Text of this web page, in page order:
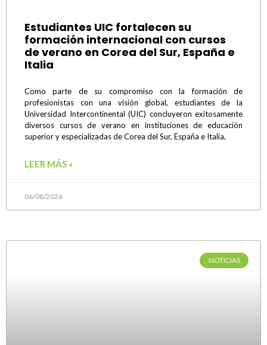
Estudiantes UIC fortalecen su
formación internacional con cursos
de verano en Corea del Sur, España e
Italia
Como parte de su compromiso con la formación de
profesionistas con una visión global, estudiantes de la
Universidad Intercontinental (UIC) concluyeron exitosamente
diversos cursos de verano en instituciones de educación
superior y especializadas de Corea del Sur, España e Italia,
LEER MÁS »
06/08/2026
NOTICIAS